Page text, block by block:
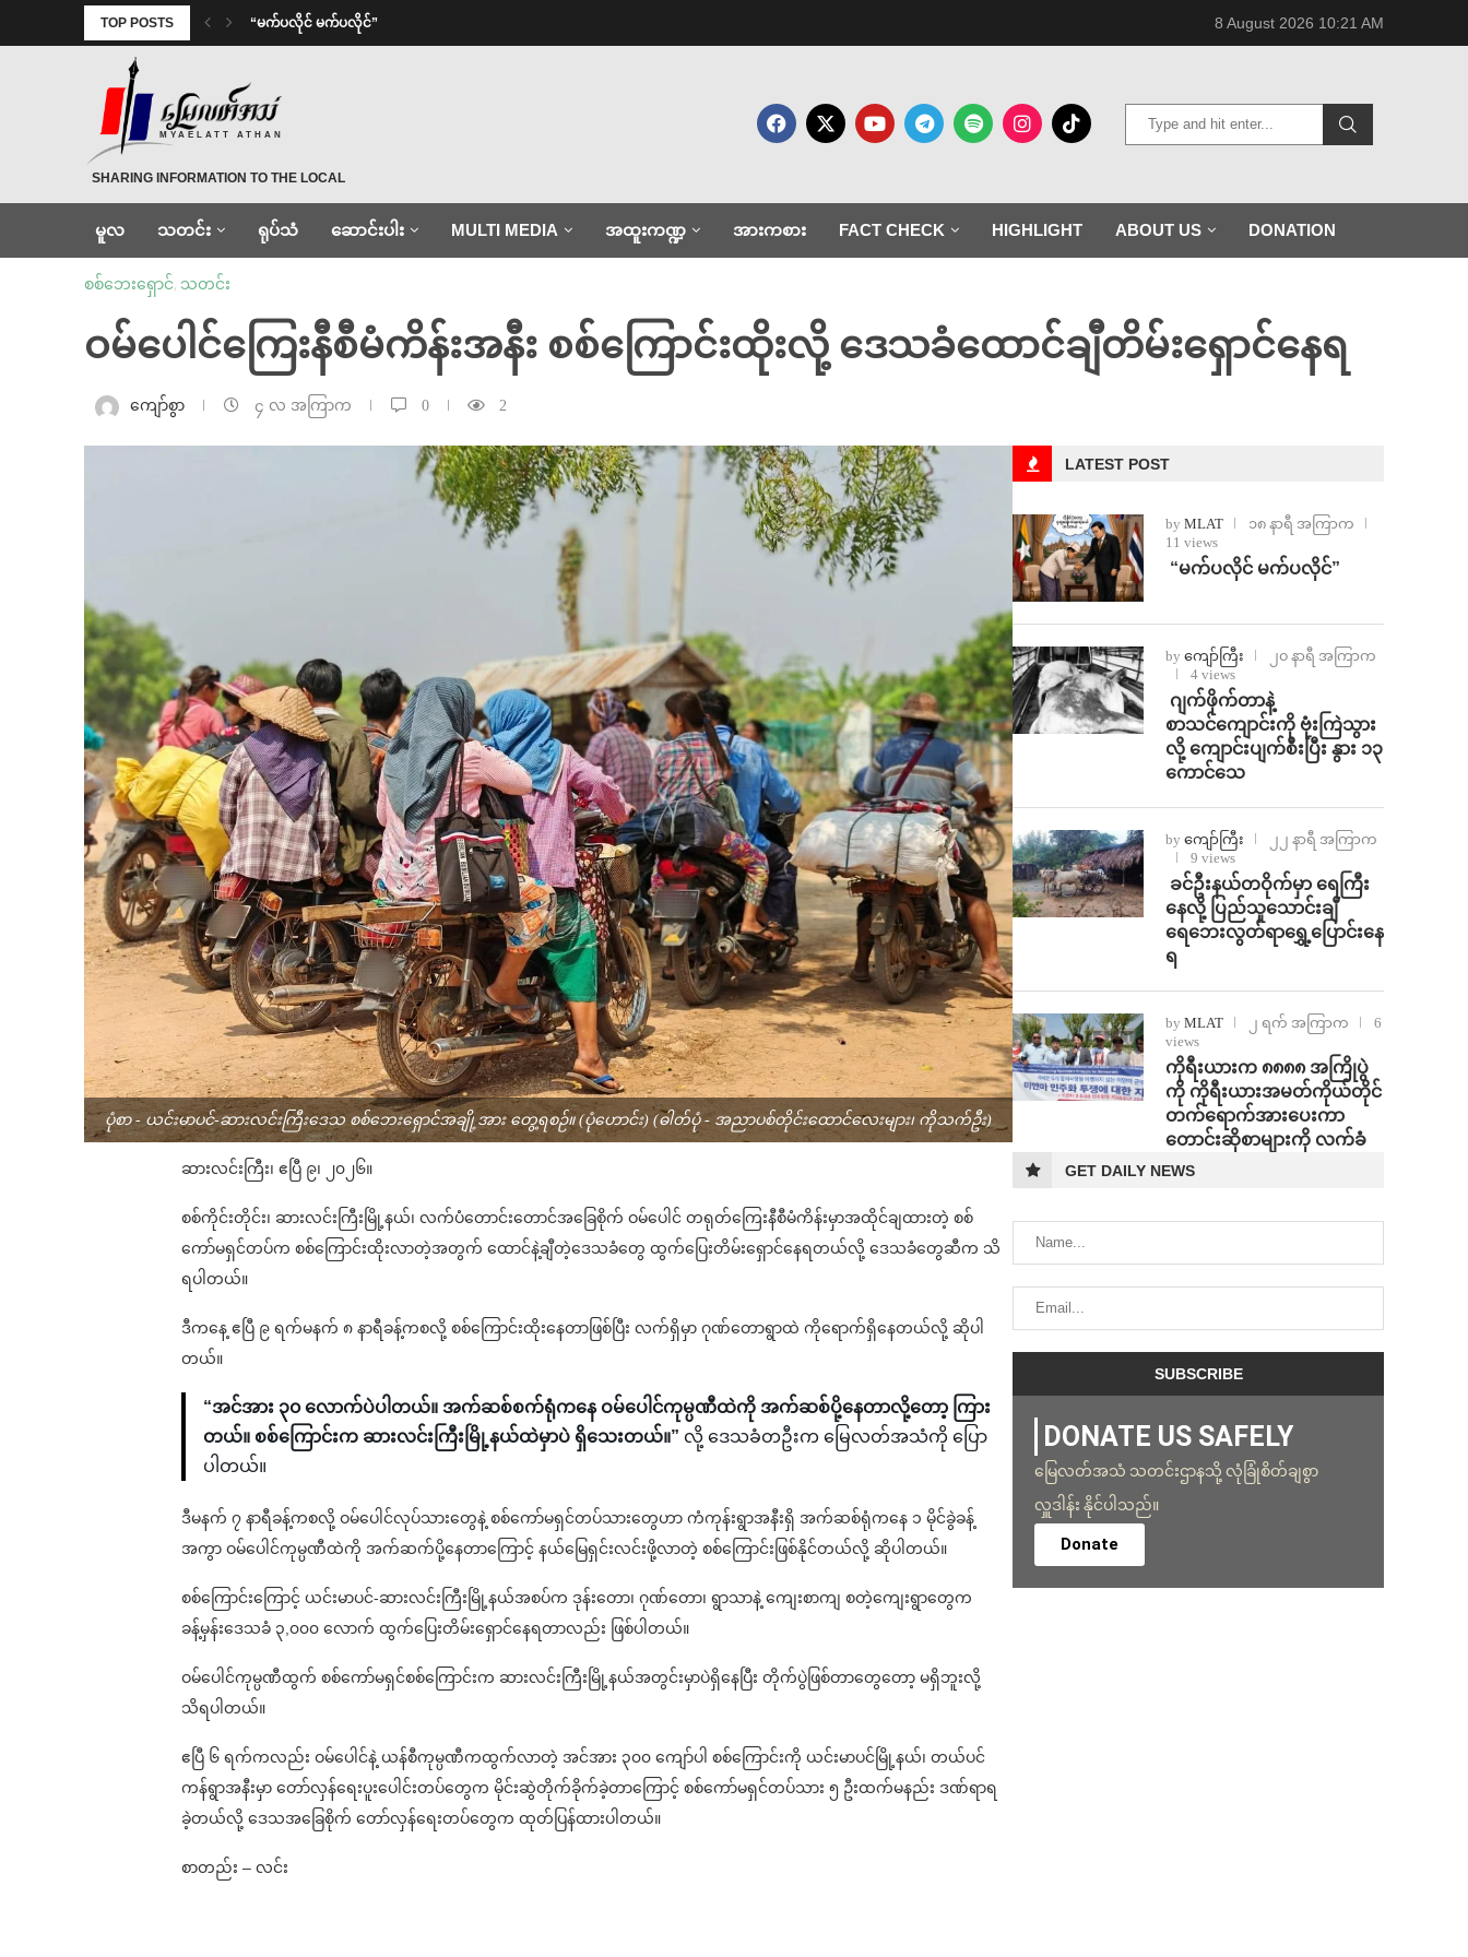
TOP POSTS ⁨ ⁨“မက်ပလိုင် မက်ပလိုင်” 8 August 2026 10:21 AM
MYAELATT ATHAN
SHARING INFORMATION TO THE LOCAL
မူလ သတင်း ရုပ်သံ ဆောင်းပါး MULTI MEDIA အထူးကဏ္ဍ အားကစား FACT CHECK HIGHLIGHT ABOUT US DONATION
စစ်ဘေးရှောင်, သတင်း
ဝမ်ပေါင်ကြေးနီစီမံကိန်းအနီး စစ်ကြောင်းထိုးလို့ ဒေသခံထောင်ချီတိမ်းရှောင်နေရ
ကျော်စွာ ၄ လ အကြာက 0 2
ပုံစာ - ယင်းမာပင်-ဆားလင်းကြီးဒေသ စစ်ဘေးရှောင်အချို့အား တွေ့ရစဉ်။ (ပုံဟောင်း) (ဓါတ်ပုံ - အညာပစ်တိုင်းထောင်လေးများ၊ ကိုသက်ဦး)
ဆားလင်းကြီး၊ ဧပြီ ၉၊ ၂၀၂၆။
စစ်ကိုင်းတိုင်း၊ ဆားလင်းကြီးမြို့နယ်၊ လက်ပံတောင်းတောင်အခြေစိုက် ဝမ်ပေါင် တရုတ်ကြေးနီစီမံကိန်းမှာအထိုင်ချထားတဲ့ စစ်
ကော်မရှင်တပ်က စစ်ကြောင်းထိုးလာတဲ့အတွက် ထောင်နဲ့ချီတဲ့ဒေသခံတွေ ထွက်ပြေးတိမ်းရှောင်နေရတယ်လို့ ဒေသခံတွေဆီက သိ
ရပါတယ်။
ဒီကနေ့ ဧပြီ ၉ ရက်မနက် ၈ နာရီခန့်ကစလို့ စစ်ကြောင်းထိုးနေတာဖြစ်ပြီး လက်ရှိမှာ ဂုဏ်တောရွာထဲ ကိုရောက်ရှိနေတယ်လို့ ဆိုပါ
တယ်။
“အင်အား ၃၀ လောက်ပဲပါတယ်။ အက်ဆစ်စက်ရုံကနေ ဝမ်ပေါင်ကုမ္ပဏီထဲကို အက်ဆစ်ပို့နေတာလို့တော့ ကြား
တယ်။ စစ်ကြောင်းက ဆားလင်းကြီးမြို့နယ်ထဲမှာပဲ ရှိသေးတယ်။” လို့ ဒေသခံတဦးက မြေလတ်အသံကို ပြော
ပါတယ်။
ဒီမနက် ၇ နာရီခန့်ကစလို့ ဝမ်ပေါင်လုပ်သားတွေနဲ့ စစ်ကော်မရှင်တပ်သားတွေဟာ ကံကုန်းရွာအနီးရှိ အက်ဆစ်ရုံကနေ ၁ မိုင်ခွဲခန့်
အကွာ ဝမ်ပေါင်ကုမ္ပဏီထဲကို အက်ဆက်ပို့နေတာကြောင့် နယ်မြေရှင်းလင်းဖို့လာတဲ့ စစ်ကြောင်းဖြစ်နိုင်တယ်လို့ ဆိုပါတယ်။
စစ်ကြောင်းကြောင့် ယင်းမာပင်-ဆားလင်းကြီးမြို့နယ်အစပ်က ဒုန်းတော၊ ဂုဏ်တော၊ ရွာသာနဲ့ ကျေးစာကျ စတဲ့ကျေးရွာတွေက
ခန့်မှန်းဒေသခံ ၃,၀၀၀ လောက် ထွက်ပြေးတိမ်းရှောင်နေရတာလည်း ဖြစ်ပါတယ်။
ဝမ်ပေါင်ကုမ္ပဏီထွက် စစ်ကော်မရှင်စစ်ကြောင်းက ဆားလင်းကြီးမြို့နယ်အတွင်းမှာပဲရှိနေပြီး တိုက်ပွဲဖြစ်တာတွေတော့ မရှိဘူးလို့
သိရပါတယ်။
ဧပြီ ၆ ရက်ကလည်း ဝမ်ပေါင်နဲ့ ယန်စီကုမ္ပဏီကထွက်လာတဲ့ အင်အား ၃၀၀ ကျော်ပါ စစ်ကြောင်းကို ယင်းမာပင်မြို့နယ်၊ တယ်ပင်
ကန်ရွာအနီးမှာ တော်လှန်ရေးပူးပေါင်းတပ်တွေက မိုင်းဆွဲတိုက်ခိုက်ခဲ့တာကြောင့် စစ်ကော်မရှင်တပ်သား ၅ ဦးထက်မနည်း ဒဏ်ရာရ
ခဲ့တယ်လို့ ဒေသအခြေစိုက် တော်လှန်ရေးတပ်တွေက ထုတ်ပြန်ထားပါတယ်။
စာတည်း – လင်း
LATEST POST
by MLAT
၁၈ နာရီ အကြာက
11 views
⁨ ⁨“မက်ပလိုင် မက်ပလိုင်”
by ကျော်ကြီး
၂၀ နာရီ အကြာက
4 views
⁨⁩ ⁨ဂျက်ဖိုက်တာနဲ့
စာသင်ကျောင်းကို ဗုံးကြဲသွား
လို့ ကျောင်းပျက်စီးပြီး နွား ၁၃
ကောင်သေ
by ကျော်ကြီး
၂၂ နာရီ အကြာက
9 views
⁩ ⁨ခင်ဦးနယ်တဝိုက်မှာ ရေကြီး
နေလို့ ပြည်သူသောင်းချီ
ရေဘေးလွတ်ရာရွှေ့ပြောင်းနေ
ရ
by MLAT ၂ ရက် အကြာက
6
views
ကိုရီးယားက ၈၈၈၈ အကြိုပွဲ
ကို ကိုရီးယားအမတ်ကိုယ်တိုင်
တက်ရောက်အားပေးကာ
တောင်းဆိုစာများကို လက်ခံ
GET DAILY NEWS
DONATE US SAFELY
မြေလတ်အသံ သတင်းဌာနသို့ လုံခြုံစိတ်ချစွာ
လှူဒါန်း နိုင်ပါသည်။
Donate